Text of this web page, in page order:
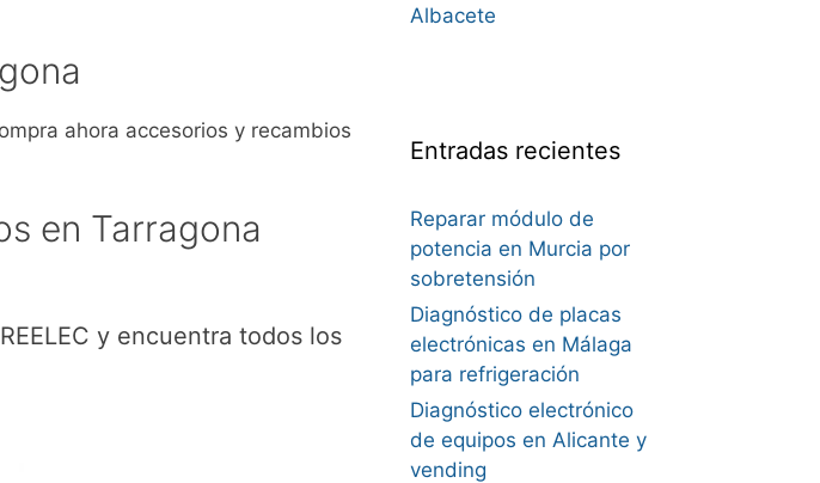
ahora accesorios y recambios
en Tarragona
y encuentra todos los
Albacete
Entradas recientes
Reparar módulo de
potencia en Murcia por
sobretensión
Diagnóstico de placas
electrónicas en Málaga
para refrigeración
Diagnóstico electrónico
de equipos en Alicante y
vending